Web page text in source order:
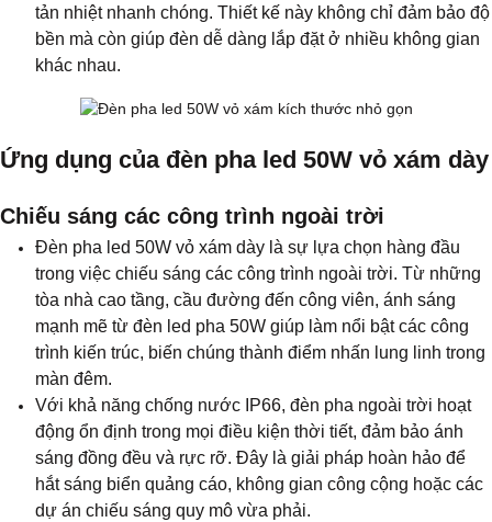
tản nhiệt nhanh chóng. Thiết kế này không chỉ đảm bảo độ
bền mà còn giúp đèn dễ dàng lắp đặt ở nhiều không gian
khác nhau.
Ứng dụng của đèn pha led 50W vỏ xám dày
Chiếu sáng các công trình ngoài trời
Đèn pha led 50W vỏ xám dày là sự lựa chọn hàng đầu
trong việc chiếu sáng các công trình ngoài trời. Từ những
tòa nhà cao tầng, cầu đường đến công viên, ánh sáng
mạnh mẽ từ đèn led pha 50W giúp làm nổi bật các công
trình kiến trúc, biến chúng thành điểm nhấn lung linh trong
màn đêm.
Với khả năng chống nước IP66, đèn pha ngoài trời hoạt
động ổn định trong mọi điều kiện thời tiết, đảm bảo ánh
sáng đồng đều và rực rỡ. Đây là giải pháp hoàn hảo để
hắt sáng biển quảng cáo, không gian công cộng hoặc các
dự án chiếu sáng quy mô vừa phải.